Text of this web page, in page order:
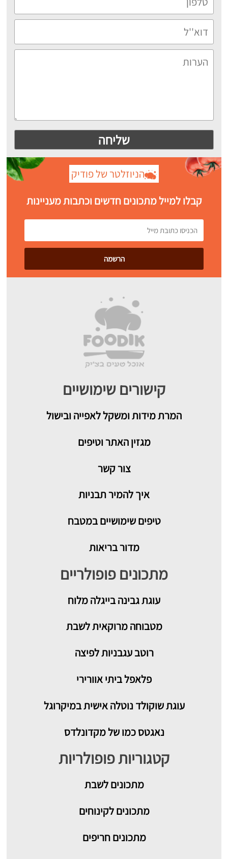
הניוזלטר של פודיק
קבלו למייל מתכונים חדשים וכתבות מעניינות
קישורים שימושיים
המרת מידות ומשקל לאפייה ובישול
מגזין האתר וטיפים
צור קשר
איך להמיר תבניות
טיפים שימושיים במטבח
מדור בריאות
מתכונים פופולריים
עוגת גבינה בייגלה מלוח
מטבוחה מרוקאית לשבת
רוטב עגבניות לפיצה
פלאפל ביתי אוורירי
עוגת שוקולד נוטלה אישית במיקרוגל
נאגטס כמו של מקדונלדס
קטגוריות פופולריות
מתכוניםלשבת
מתכונים לקינוחים
מתכונים חריפים